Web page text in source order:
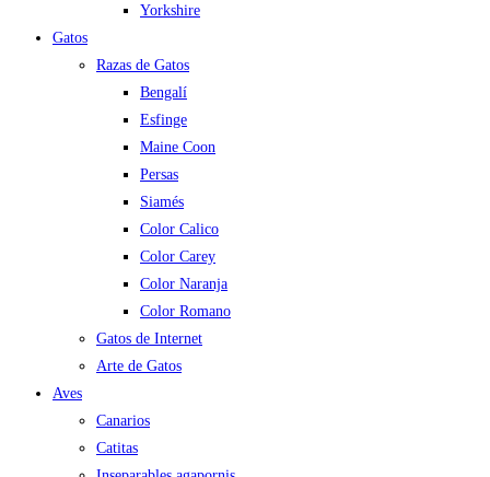
Yorkshire
Gatos
Razas de Gatos
Bengalí
Esfinge
Maine Coon
Persas
Siamés
Color Calico
Color Carey
Color Naranja
Color Romano
Gatos de Internet
Arte de Gatos
Aves
Canarios
Catitas